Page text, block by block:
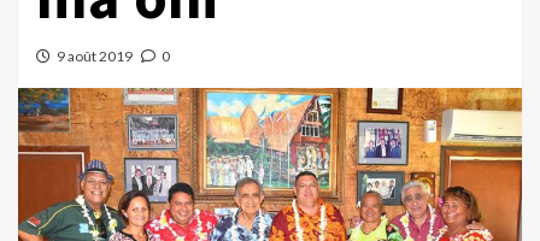
9 août 2019 0